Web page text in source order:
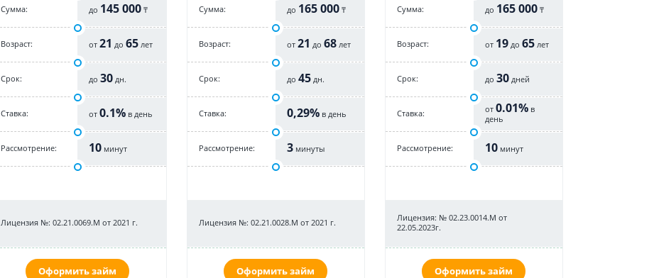
Cумма: до 145 000 ₸
Возраст: от21 до65 лет
Срок: до30 дн.
Cтавка: от0.1% в день
Рассмотрение: 10 минут
Лицензия №: 02.21.0069.M от 2021 г.
Оформить займ
Cумма: до 165 000 ₸
Возраст: от21 до68 лет
Срок: до45 дн.
Cтавка: 0,29% в день
Рассмотрение: 3 минуты
Лицензия №: 02.21.0028.M от 2021 г.
Оформить займ
Cумма: до 165 000 ₸
Возраст: от 19 до65 лет
Срок: до30 дней
Cтавка: от0.01% в
день
Рассмотрение: 10 минут
Лицензия: № 02.23.0014.М от
22.05.2023г.
Оформить займ